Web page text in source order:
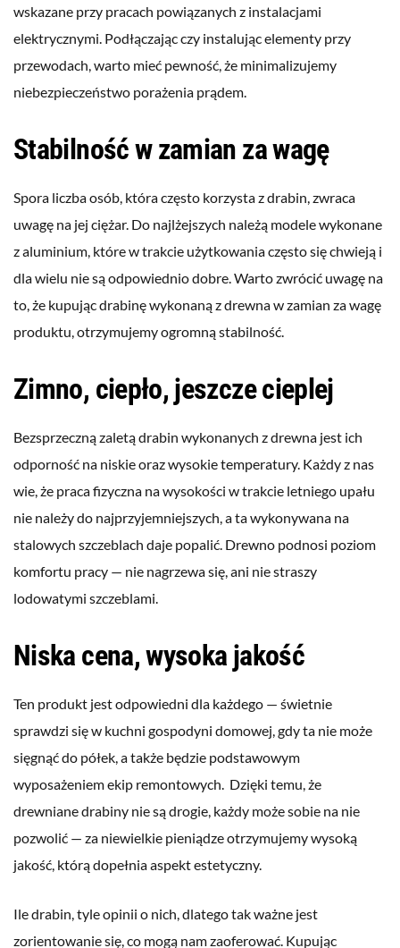
wskazane przy pracach powiązanych z instalacjami
elektrycznymi. Podłączając czy instalując elementy przy
przewodach, warto mieć pewność, że minimalizujemy
niebezpieczeństwo porażenia prądem.
Stabilność w zamian za wagę
Spora liczba osób, która często korzysta z drabin, zwraca
uwagę na jej ciężar. Do najlżejszych należą modele wykonane
z aluminium, które w trakcie użytkowania często się chwieją i
dla wielu nie są odpowiednio dobre. Warto zwrócić uwagę na
to, że kupując drabinę wykonaną z drewna w zamian za wagę
produktu, otrzymujemy ogromną stabilność.
Zimno, ciepło, jeszcze cieplej
Bezsprzeczną zaletą drabin wykonanych z drewna jest ich
odporność na niskie oraz wysokie temperatury. Każdy z nas
wie, że praca fizyczna na wysokości w trakcie letniego upału
nie należy do najprzyjemniejszych, a ta wykonywana na
stalowych szczeblach daje popalić. Drewno podnosi poziom
komfortu pracy — nie nagrzewa się, ani nie straszy
lodowatymi szczeblami.
Niska cena, wysoka jakość
Ten produkt jest odpowiedni dla każdego — świetnie
sprawdzi się w kuchni gospodyni domowej, gdy ta nie może
sięgnąć do półek, a także będzie podstawowym
wyposażeniem ekip remontowych. Dzięki temu, że
drewniane drabiny nie są drogie, każdy może sobie na nie
pozwolić — za niewielkie pieniądze otrzymujemy wysoką
jakość, którą dopełnia aspekt estetyczny.
Ile drabin, tyle opinii o nich, dlatego tak ważne jest
zorientowanie się, co mogą nam zaoferować. Kupując